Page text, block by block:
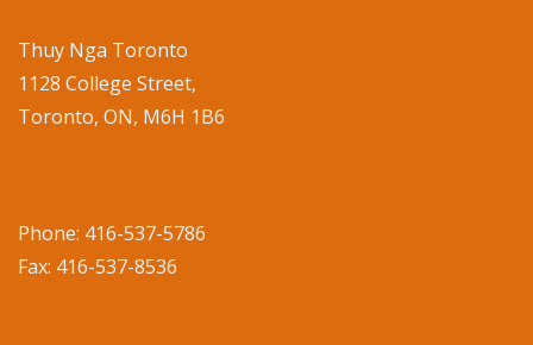
Thuy Nga Toronto
1128 College Street,
Toronto, ON, M6H 1B6
Phone: 416-537-5786
Fax: 416-537-8536